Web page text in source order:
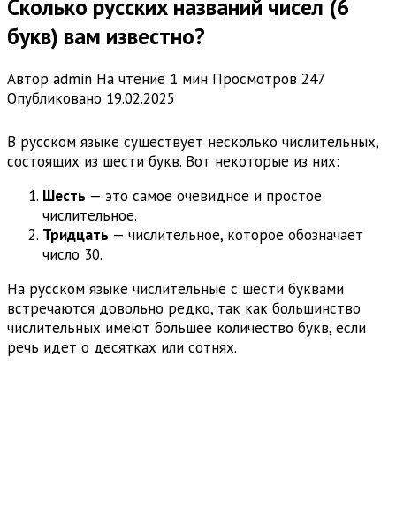
Сколько русских названий чисел (6
букв) вам известно?
Автор admin На чтение 1 мин Просмотров 247
Опубликовано 19.02.2025
В русском языке существует несколько числительных,
состоящих из шести букв. Вот некоторые из них:
Шесть — это самое очевидное и простое
числительное.
Тридцать — числительное, которое обозначает
число 30.
На русском языке числительные с шести буквами
встречаются довольно редко, так как большинство
числительных имеют большее количество букв, если
речь идет о десятках или сотнях.